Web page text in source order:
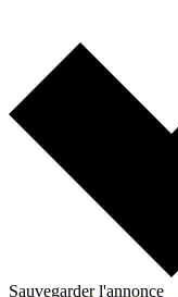
Sauvegarder l'annonce